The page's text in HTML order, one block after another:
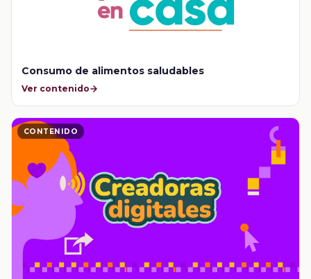
Consumo de alimentos saludables
Ver contenido
CONTENIDO